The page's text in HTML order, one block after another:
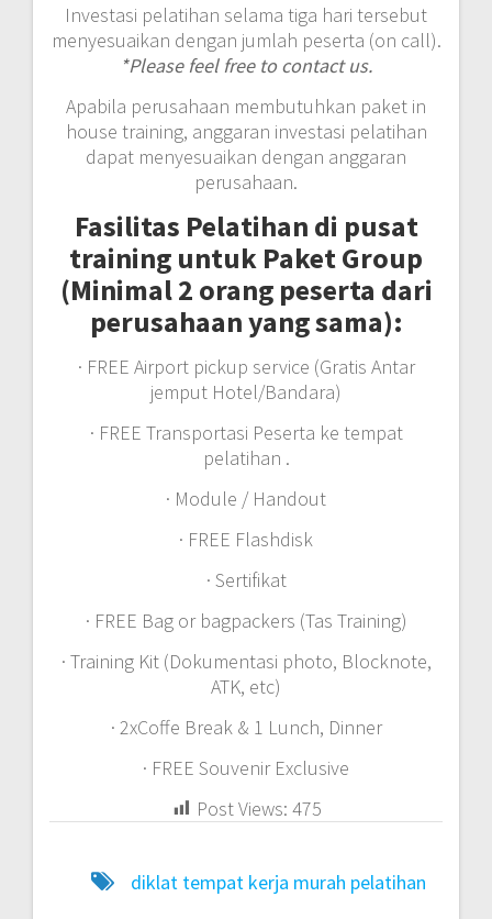
Investasi pelatihan selama tiga hari tersebut
menyesuaikan dengan jumlah peserta (on call).
*Please feel free to contact us.
Apabila perusahaan membutuhkan paket in
house training, anggaran investasi pelatihan
dapat menyesuaikan dengan anggaran
perusahaan.
Fasilitas Pelatihan di pusat
training untuk Paket Group
(Minimal 2 orang peserta dari
perusahaan yang sama):
· FREE Airport pickup service (Gratis Antar
jemput Hotel/Bandara)
· FREE Transportasi Peserta ke tempat
pelatihan .
· Module / Handout
· FREE Flashdisk
· Sertifikat
· FREE Bag or bagpackers (Tas Training)
· Training Kit (Dokumentasi photo, Blocknote,
ATK, etc)
· 2xCoffe Break & 1 Lunch, Dinner
· FREE Souvenir Exclusive
Post Views: 475
diklat tempat kerja murah pelatihan